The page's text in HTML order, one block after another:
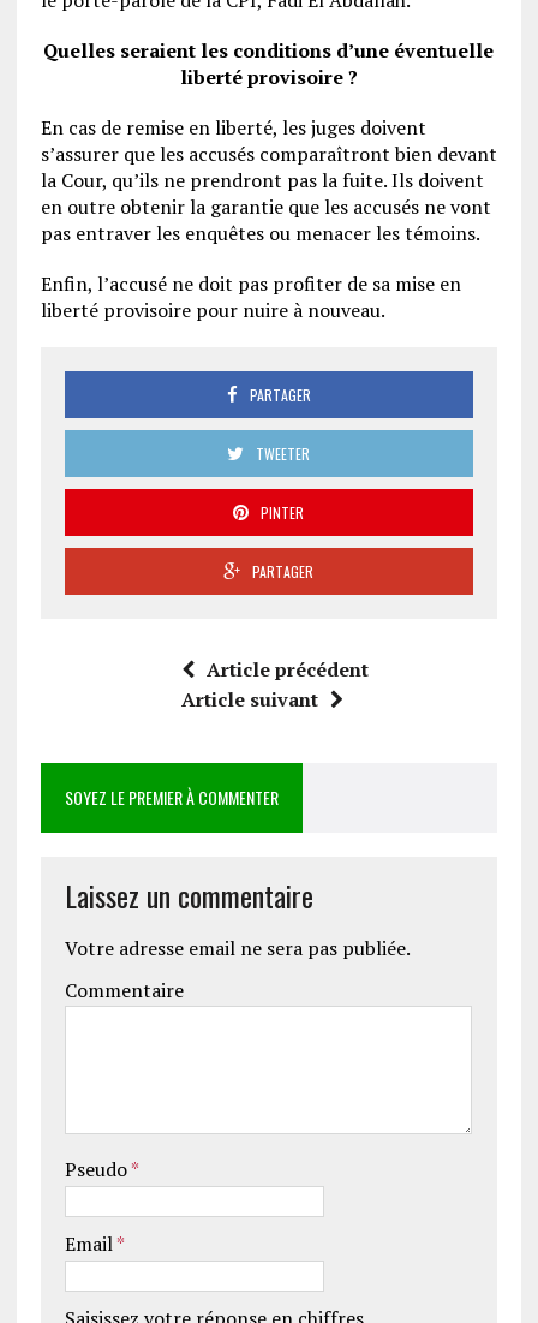
Quelles seraient les conditions d’une éventuelle
liberté provisoire ?
En cas de remise en liberté, les juges doivent
s’assurer que les accusés comparaîtront bien devant
la Cour, qu’ils ne prendront pas la fuite. Ils doivent
en outre obtenir la garantie que les accusés ne vont
pas entraver les enquêtes ou menacer les témoins.
Enfin, l’accusé ne doit pas profiter de sa mise en
liberté provisoire pour nuire à nouveau.
PARTAGER
TWEETER
PINTER
PARTAGER
Article précédent
Article suivant
SOYEZ LE PREMIER À COMMENTER
Laissez un commentaire
Votre adresse email ne sera pas publiée.
Commentaire
Pseudo*
Email*